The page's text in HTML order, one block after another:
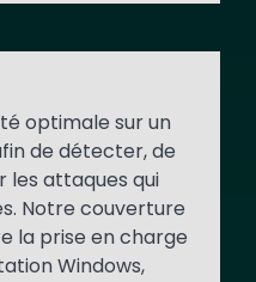
optimale sur un
de détecter, de
les attaques qui
Notre couverture
la prise en charge
Windows,